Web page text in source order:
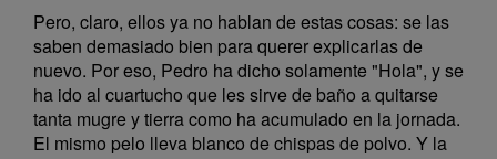
Pero, claro, ellos ya no hablan de estas cosas: se las
saben demasiado bien para querer explicarlas de
nuevo. Por eso, Pedro ha dicho solamente "Hola", y se
ha ido al cuartucho que les sirve de baño a quitarse
tanta mugre y tierra como ha acumulado en la jornada.
El mismo pelo lleva blanco de chispas de polvo. Y la